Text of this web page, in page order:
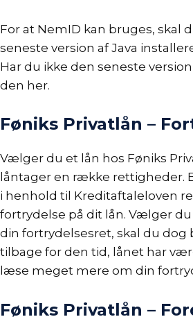
For at NemID kan bruges, skal
seneste version af Java
Har du ikke den seneste
den her.
Føniks Privatlån –
Vælger du et lån hos Føniks
låntager en række rettigheder.
i henhold til Kreditaftaleloven
fortrydelse på dit lån. Vælger
din fortrydelsesret, skal du
tilbage for den tid, lånet har
læse meget mere om din
Føniks Privatlån –